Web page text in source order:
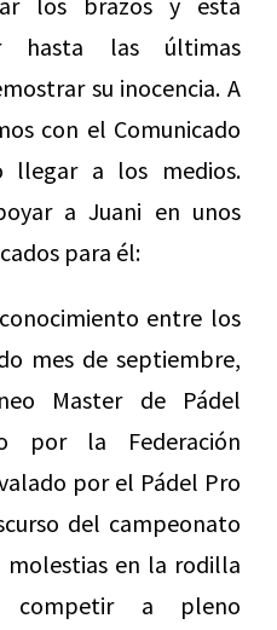
hasta las últimas
su inocencia. A
con el Comunicado
llegar a los medios.
a Juani en unos
para él:
entre los
mes de septiembre,
Master de Pádel
por la Federación
por el Pádel Pro
del campeonato
molestias en la rodilla
competir a pleno